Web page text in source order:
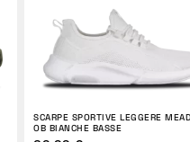
SCARPE SPORTIVE LEGGERE
OB BIANCHE BASSE